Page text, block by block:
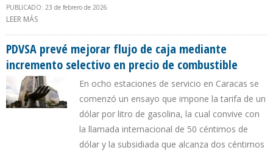
PUBLICADO: 23 de febrero de 2026
LEER MÁS
PDVSA prevé mejorar flujo de caja mediante
incremento selectivo en precio de combustible
En ocho estaciones de servicio en Caracas se
comenzó un ensayo que impone la tarifa de un
dólar por litro de gasolina, la cual convive con
la llamada internacional de 50 céntimos de
dólar y la subsidiada que alcanza dos céntimos